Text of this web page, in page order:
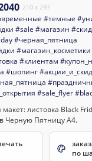
210 x 297
#темные
#sale #магазин
#черная_пятница
#магазин_косметики
#клиентам
#шопинг
#sale_flyer
по